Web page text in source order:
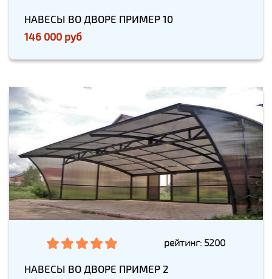
НАВЕСЫ ВО ДВОРЕ ПРИМЕР 10
146 000 руб
рейтинг: 5200
НАВЕСЫ ВО ДВОРЕ ПРИМЕР 2